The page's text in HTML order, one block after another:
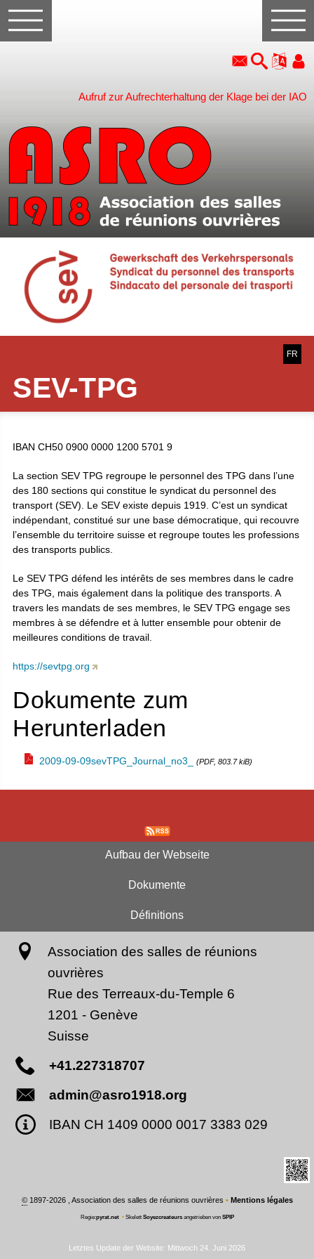
Aufruf zur Aufrechterhaltung der Klage bei der IAO
FR
SEV-TPG
IBAN CH50 0900 0000 1200 5701 9
La section SEV TPG regroupe le personnel des TPG dans l’une
des 180 sections qui constitue le syndicat du personnel des
transport (SEV). Le SEV existe depuis 1919. C’est un syndicat
indépendant, constitué sur une base démocratique, qui recouvre
l’ensemble du territoire suisse et regroupe toutes les professions
des transports publics.
Le SEV TPG défend les intérêts de ses membres dans le cadre
des TPG, mais également dans la politique des transports. A
travers les mandats de ses membres, le SEV TPG engage ses
membres à se défendre et à lutter ensemble pour obtenir de
meilleures conditions de travail.
https://sevtpg.org
Dokumente zum
Herunterladen
2009-09-09sevTPG_Journal_no3_ (PDF, 803.7 kiB)
Aufbau der Webseite
Dokumente
Définitions
Association des salles de réunions
ouvrières
Rue des Terreaux-du-Temple 6
1201 - Genève
Suisse
+41.227318707
admin@asro1918.org
IBAN CH 1409 0000 0017 3383 029
©1897-2026 , Association des salles de réunions ouvrières • Mentions légales
Regie:pyrat.net •Skelett Soyezcreateursangetrieben von SPIP
Letztes Update der Website: Mittwoch 24. Juni 2026